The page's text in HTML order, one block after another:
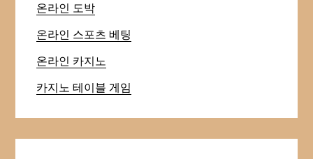
온라인 도박
온라인 스포츠 베팅
온라인 카지노
카지노 테이블 게임